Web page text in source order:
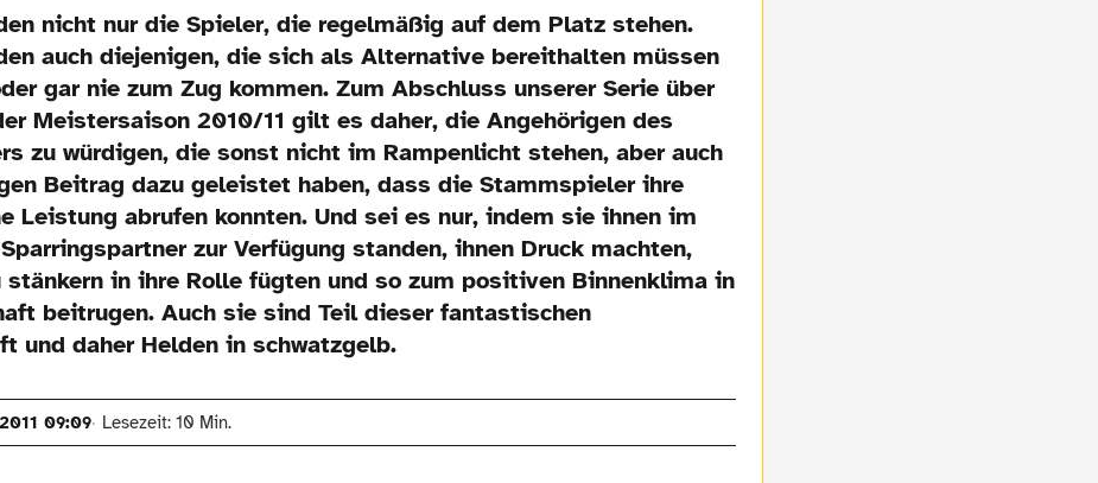
nicht nur die Spieler, die regelmäßig auf dem Platz stehen.
auch diejenigen, die sich als Alternative bereithalten müssen
gar nie zum Zug kommen. Zum Abschluss unserer Serie über
Meistersaison 2010/11 gilt es daher, die Angehörigen des
zu würdigen, die sonst nicht im Rampenlicht stehen, aber auch
Beitrag dazu geleistet haben, dass die Stammspieler ihre
Leistung abrufen konnten. Und sei es nur, indem sie ihnen im
zur Verfügung standen, ihnen Druck machten,
stänkern in ihre Rolle fügten und so zum positiven Binnenklima in
beitrugen. Auch sie sind Teil dieser fantastischen
und daher Helden in schwatzgelb.
09:09 Lesezeit: 10 Min.